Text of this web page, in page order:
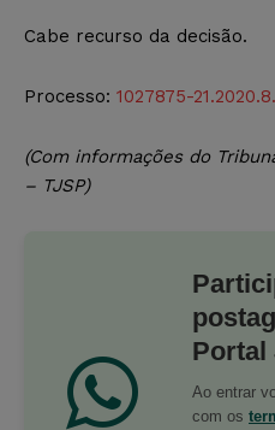
Cabe recurso da decisão.
Processo: 1027875-
(Com informações do
– TJSP)
Portal
Ao entrar
com os